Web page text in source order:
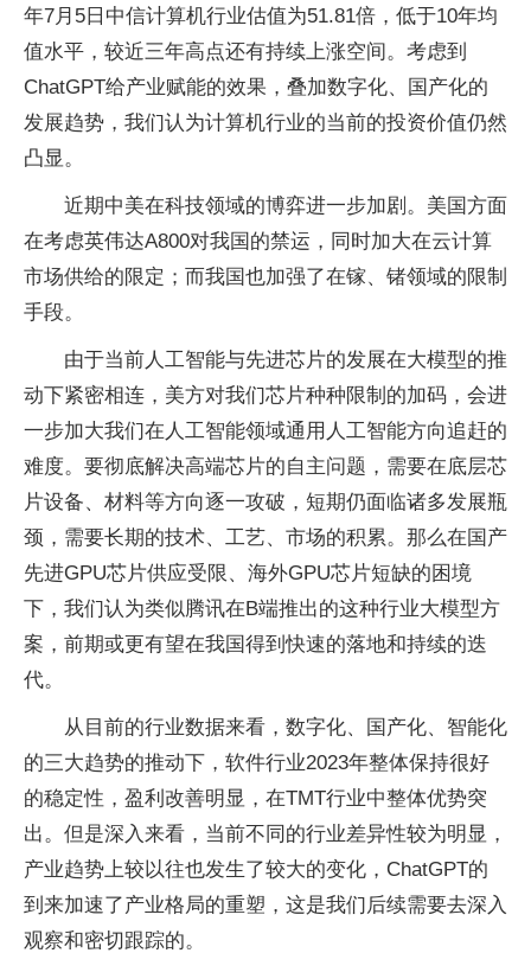
年7月5日中信计算机行业估值为51.81倍，低于10年均
值水平，较近三年高点还有持续上涨空间。考虑到
ChatGPT给产业赋能的效果，叠加数字化、国产化的
发展趋势，我们认为计算机行业的当前的投资价值仍然
凸显。
近期中美在科技领域的博弈进一步加剧。美国方面
在考虑英伟达A800对我国的禁运，同时加大在云计算
市场供给的限定；而我国也加强了在镓、锗领域的限制
手段。
由于当前人工智能与先进芯片的发展在大模型的推
动下紧密相连，美方对我们芯片种种限制的加码，会进
一步加大我们在人工智能领域通用人工智能方向追赶的
难度。要彻底解决高端芯片的自主问题，需要在底层芯
片设备、材料等方向逐一攻破，短期仍面临诸多发展瓶
颈，需要长期的技术、工艺、市场的积累。那么在国产
先进GPU芯片供应受限、海外GPU芯片短缺的困境
下，我们认为类似腾讯在B端推出的这种行业大模型方
案，前期或更有望在我国得到快速的落地和持续的迭
代。
从目前的行业数据来看，数字化、国产化、智能化
的三大趋势的推动下，软件行业2023年整体保持很好
的稳定性，盈利改善明显，在TMT行业中整体优势突
出。但是深入来看，当前不同的行业差异性较为明显，
产业趋势上较以往也发生了较大的变化，ChatGPT的
到来加速了产业格局的重塑，这是我们后续需要去深入
观察和密切跟踪的。